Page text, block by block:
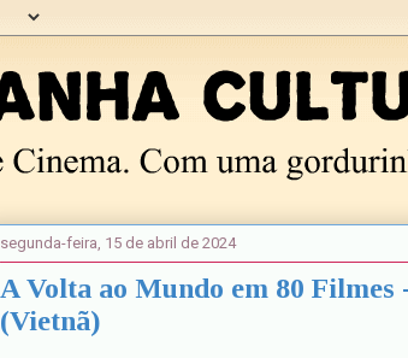
segunda-feira, 15 de abril de 2024
A Volta ao Mundo em 80
(Vietnã)